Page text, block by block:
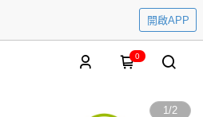
開啟APP
0
1/2